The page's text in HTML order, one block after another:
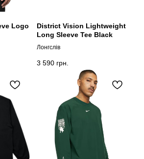
Logo
District Vision Lightweight
Long Sleeve Tee Black
Лонгслів
3 590 грн.